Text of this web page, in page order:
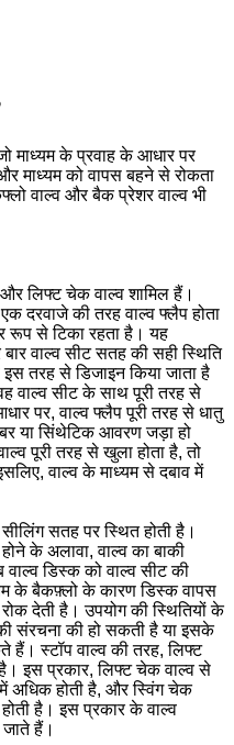
माध्यम के प्रवाह के आधार पर
माध्यम को वापस बहने से रोकता
वाल्व और बैक प्रेशर वाल्व भी
लिफ्ट चेक वाल्व शामिल हैं।
दरवाजे की तरह वाल्व फ्लैप होता
रूप से टिका रहता है। यह
वाल्व सीट सतह की सही स्थिति
तरह से डिजाइन किया जाता है
वाल्व सीट के साथ पूरी तरह से
पर, वाल्व फ्लैप पूरी तरह से धातु
या सिंथेटिक आवरण जड़ा हो
पूरी तरह से खुला होता है, तो
वाल्व के माध्यम से दबाव में
सतह पर स्थित होती है।
के अलावा, वाल्व का बाकी
वाल्व डिस्क को वाल्व सीट की
के बैकफ़्लो के कारण डिस्क वापस
देती है। उपयोग की स्थितियों के
संरचना की हो सकती है या इसके
हैं। स्टॉप वाल्व की तरह, लिफ्ट
इस प्रकार, लिफ्ट चेक वाल्व से
में अधिक होती है, और स्विंग चेक
होती है। इस प्रकार के वाल्व
जाते हैं।